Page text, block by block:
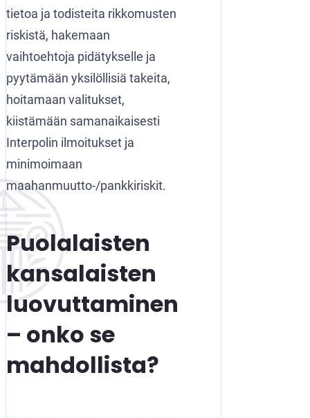
tietoa ja todisteita rikkomusten
riskistä, hakemaan
vaihtoehtoja pidätykselle ja
pyytämään yksilöllisiä takeita,
hoitamaan valitukset,
kiistämään samanaikaisesti
Interpolin ilmoitukset ja
minimoimaan
maahanmuutto-/pankkiriskit.
Puolalaisten
kansalaisten
luovuttaminen
– onko se
mahdollista?